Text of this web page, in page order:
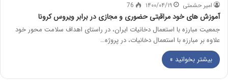
امیر حشمتی ۱۴۰۰/۰۴/۱۹ 76
آموزش های خود مراقبتی حضوری و مجازی در برابر ویروس کرونا
جمعیت مبارزه با استعمال دخانیات ایران، در راستای اهداف سلامت محور خود
علاوه بر مبارزه با استعمال دخانیات، در پروژه…
بیشتر بخوانید »